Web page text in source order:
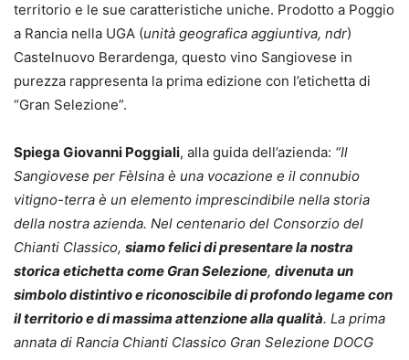
territorio e le sue caratteristiche uniche. Prodotto a Poggio
a Rancia nella UGA (unità geografica aggiuntiva, ndr)
Castelnuovo Berardenga, questo vino Sangiovese in
purezza rappresenta la prima edizione con l’etichetta di
“Gran Selezione”.
Spiega Giovanni Poggiali, alla guida dell’azienda: “Il
Sangiovese per Fèlsina è una vocazione e il connubio
vitigno-terra è un elemento imprescindibile nella storia
della nostra azienda. Nel centenario del Consorzio del
Chianti Classico, siamo felici di presentare la nostra
storica etichetta come Gran Selezione, divenuta un
simbolo distintivo e riconoscibile di profondo legame con
il territorio e di massima attenzione alla qualità. La prima
annata di Rancia Chianti Classico Gran Selezione DOCG